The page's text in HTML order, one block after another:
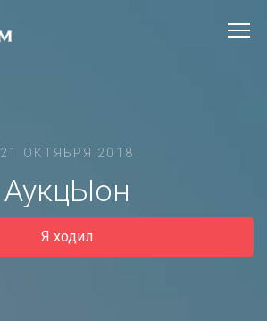
21 ОКТЯБРЯ 2018
АукцЫон
Я ходил